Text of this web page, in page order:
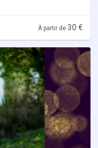
À partir de 30 €